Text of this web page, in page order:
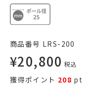
商品番号 LRS-200
¥20,800 税込
獲得ポイント 208 pt